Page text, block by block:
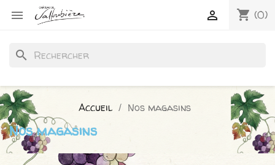
 shopping_cart (0)

search
Accueil Nos magasins
Nos magasins